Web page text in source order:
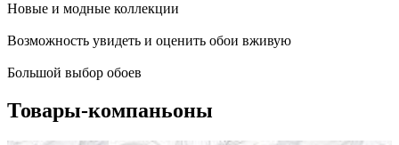
Новые и модные коллекции
Возможность увидеть и оценить обои вживую
Большой выбор обоев
Товары-компаньоны